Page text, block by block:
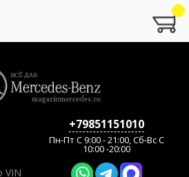
VIN
+79851151010
Пн-Пт C 9:00 - 21:00, Сб-Вс С
10:00 -20:00